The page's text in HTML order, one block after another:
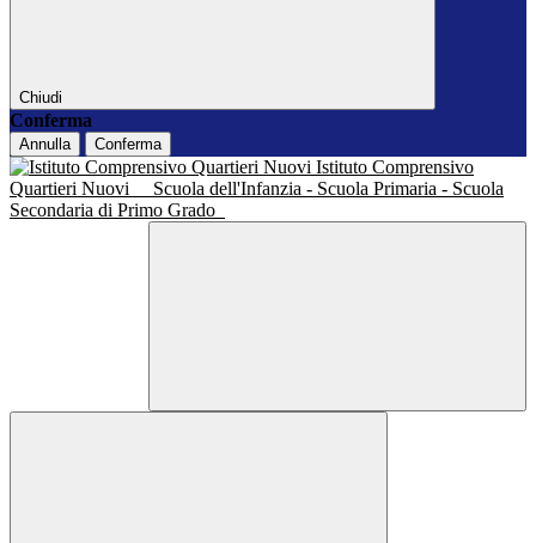
Chiudi
Conferma
Annulla Conferma
Istituto Comprensivo
Quartieri Nuovi
Scuola dell'Infanzia - Scuola Primaria - Scuola
Secondaria di Primo Grado